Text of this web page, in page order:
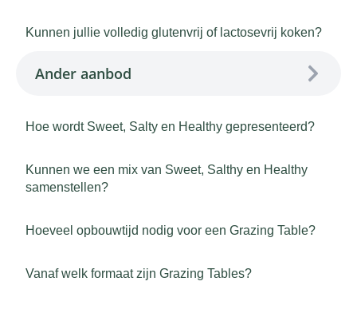
Kunnen jullie volledig glutenvrij of lactosevrij koken?
Ander aanbod
Hoe wordt Sweet, Salty en Healthy gepresenteerd?
Kunnen we een mix van Sweet, Salthy en Healthy
samenstellen?
Hoeveel opbouwtijd nodig voor een Grazing Table?
Vanaf welk formaat zijn Grazing Tables?